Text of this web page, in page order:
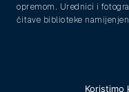
opremom. Urednici i
čitave biblioteke
Koristimo